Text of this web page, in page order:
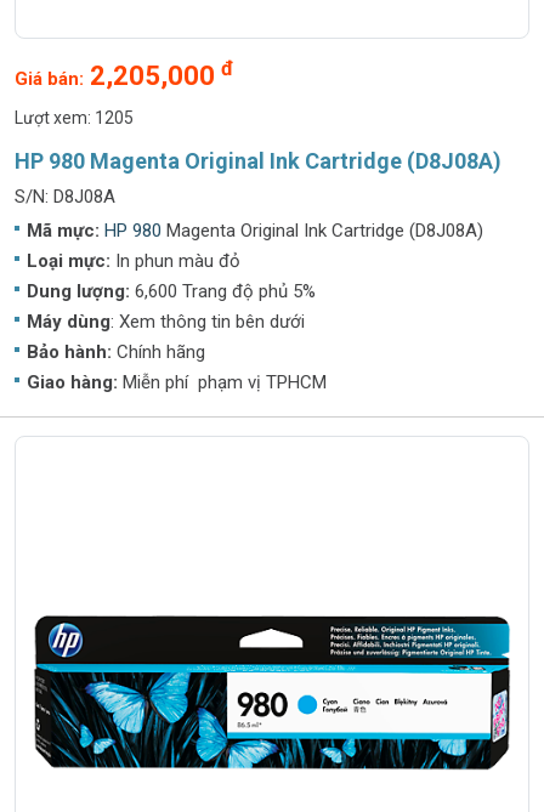
HP 980 Magenta Original Ink Cartridge (D8J08A)
S/N: D8J08A
Mã mực: HP 980 Magenta Original Ink Cartridge (D8J08A)
Loại mực: In phun màu đỏ
Dung lượng: 6,600 Trang độ phủ 5%
Máy dùng: Xem thông tin bên dưới
Bảo hành: Chính hãng
Giao hàng: Miễn phí phạm vị TPHCM
Giá bán: 2,205,000 đ
Lượt xem: 1205